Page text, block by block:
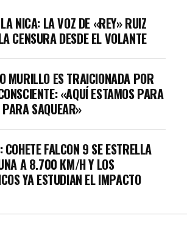
NICA: LA VOZ DE «REY» RUIZ
CENSURA DESDE EL VOLANTE
MURILLO ES TRAICIONADA POR
«AQUÍ ESTAMOS PARA
SAQUEAR»
COHETE FALCON 9 SE ESTRELLA
A 8.700 KM/H Y LOS
YA ESTUDIAN EL IMPACTO